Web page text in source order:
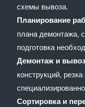
схемы вывоза.
Планирование
плана демонтажа,
подготовка
Демонтаж и вывоз
конструкций,
Сортировка и